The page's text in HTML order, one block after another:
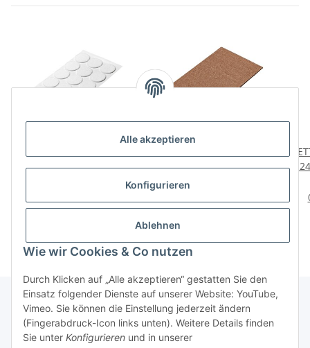
Alle akzeptieren
Konfigurieren
Ablehnen
Wie wir Cookies & Co nutzen
Durch Klicken auf „Alle akzeptieren“ gestatten Sie den
Einsatz folgender Dienste auf unserer Website: YouTube,
Vimeo. Sie können die Einstellung jederzeit ändern
(Fingerabdruck-Icon links unten). Weitere Details finden
Sie unter Konfigurieren und in unserer
Ø35mm, weiß, 18 Stück
120 x 240 mm, braun
3,29 €
Ø
Über uns